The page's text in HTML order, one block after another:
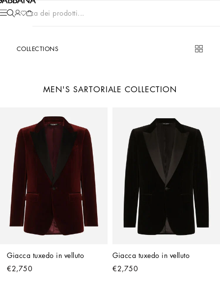
Cerca dei prodotti...
COLLECTIONS
MEN'S SARTORIALE COLLECTION
Giacca tuxedo in velluto
€2,750
Giacca tuxedo in velluto
€2,750